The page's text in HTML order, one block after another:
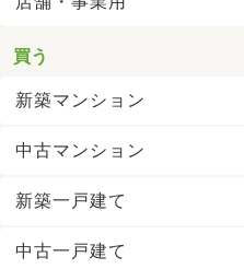
買う
新築マンション
中古マンション
新築一戸建て
中古一戸建て